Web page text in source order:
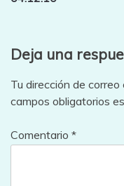
Deja una
Tu dirección de
campos obligatorios
Comentario *